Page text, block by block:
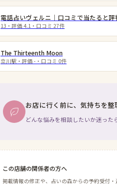
電話占いヴェルニ｜口コミで当たると
13 ・評価 4.1 ・口コミ 27件
The Thirteenth Moon
立川駅 ・評価 - ・口コミ 0件
お店に行く前に、気持ちを整
どんな悩みを相談したいか迷った
この店舗の関係者の方へ
掲載情報の修正や、占いの森からの予約受付